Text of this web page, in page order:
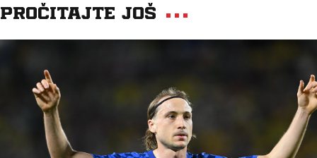
Pročitajte još